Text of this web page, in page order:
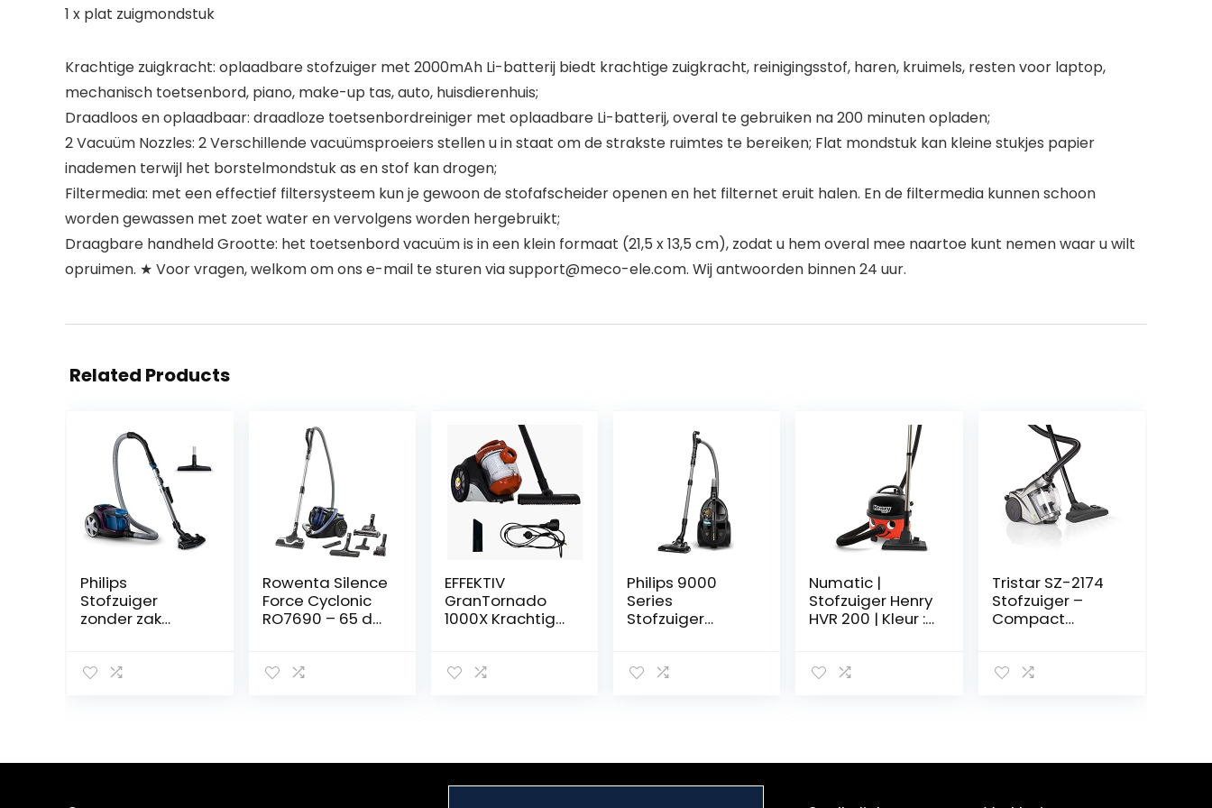
1 x plat zuigmondstuk
Krachtige zuigkracht: oplaadbare stofzuiger met 2000mAh Li-batterij biedt krachtige zuigkracht, reinigingsstof, haren, kruimels, resten voor laptop,
mechanisch toetsenbord, piano, make-up tas, auto, huisdierenhuis;
Draadloos en oplaadbaar: draadloze toetsenbordreiniger met oplaadbare Li-batterij, overal te gebruiken na 200 minuten opladen;
2 Vacuüm Nozzles: 2 Verschillende vacuümsproeiers stellen u in staat om de strakste ruimtes te bereiken; Flat mondstuk kan kleine stukjes papier
inademen terwijl het borstelmondstuk as en stof kan drogen;
Filtermedia: met een effectief filtersysteem kun je gewoon de stofafscheider openen en het filternet eruit halen. En de filtermedia kunnen schoon
worden gewassen met zoet water en vervolgens worden hergebruikt;
Draagbare handheld Grootte: het toetsenbord vacuüm is in een klein formaat (21,5 x 13,5 cm), zodat u hem overal mee naartoe kunt nemen waar u wilt
opruimen. ★ Voor vragen, welkom om ons e-mail te sturen via support@meco-ele.com. Wij antwoorden binnen 24 uur.
Related Products
Philips
Stofzuiger
zonder zak
Compact en
Mondstuk reinigt
Rowenta Silence
Force Cyclonic
RO7690 – 65 dB
65dB(A)-
Ergo Comfort
EFFEKTIV
GranTornado
1000X Krachtige
Cycloonisch
Zuigkracht, 1.5L
Capaciteit,
Philips 9000
Series
Stofzuiger
Vermogen, Voor
Mondstuk
(Xb9154/09)
Numatic |
Stofzuiger Henry
HVR 200 | Kleur :
Tristar SZ-2174
Stofzuiger –
Compact